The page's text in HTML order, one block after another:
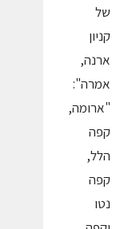
של
קניון
ארנה,
אמרה":
"ארומה,
קפה
הלל,
קפה
נטו